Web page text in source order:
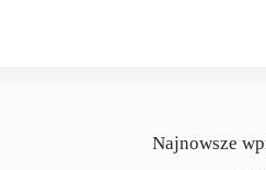
Najnowsze